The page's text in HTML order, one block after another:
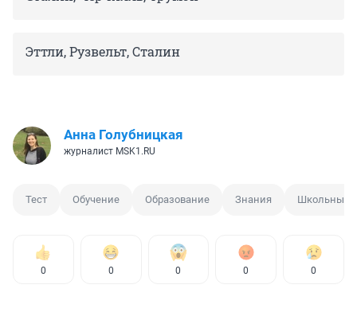
Эттли, Рузвельт, Сталин
Анна Голубницкая
журналист MSK1.RU
Тест Обучение Образование Знания Школьные
0 0 0 0 0